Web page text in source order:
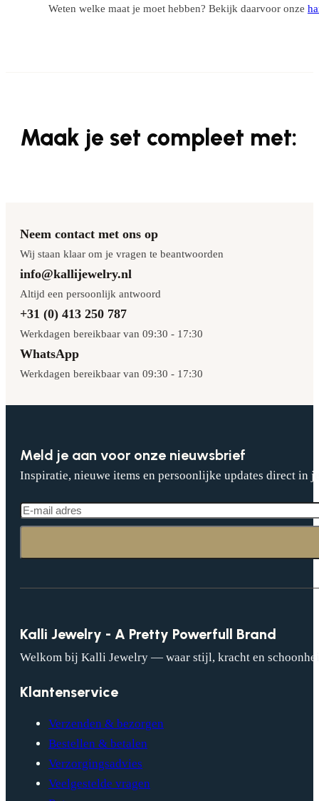
Weten welke maat je moet hebben? Bekijk daarvoor onze
Maak je set compleet met:
Neem contact met ons op
Wij staan klaar om je vragen te beantwoorden
info@kallijewelry.nl
Altijd een persoonlijk antwoord
+31 (0) 413 250 787
Werkdagen bereikbaar van 09:30 - 17:30
WhatsApp
Werkdagen bereikbaar van 09:30 - 17:30
Meld je aan voor onze nieuwsbrief
Inspiratie, nieuwe items en persoonlijke updates direct in
Kalli Jewelry - A Pretty Powerfull Brand
Welkom bij Kalli Jewelry — waar stijl, kracht en
Klantenservice
Verzenden & bezorgen
Bestellen & betalen
Verzorgingsadvies
Veelgestelde vragen